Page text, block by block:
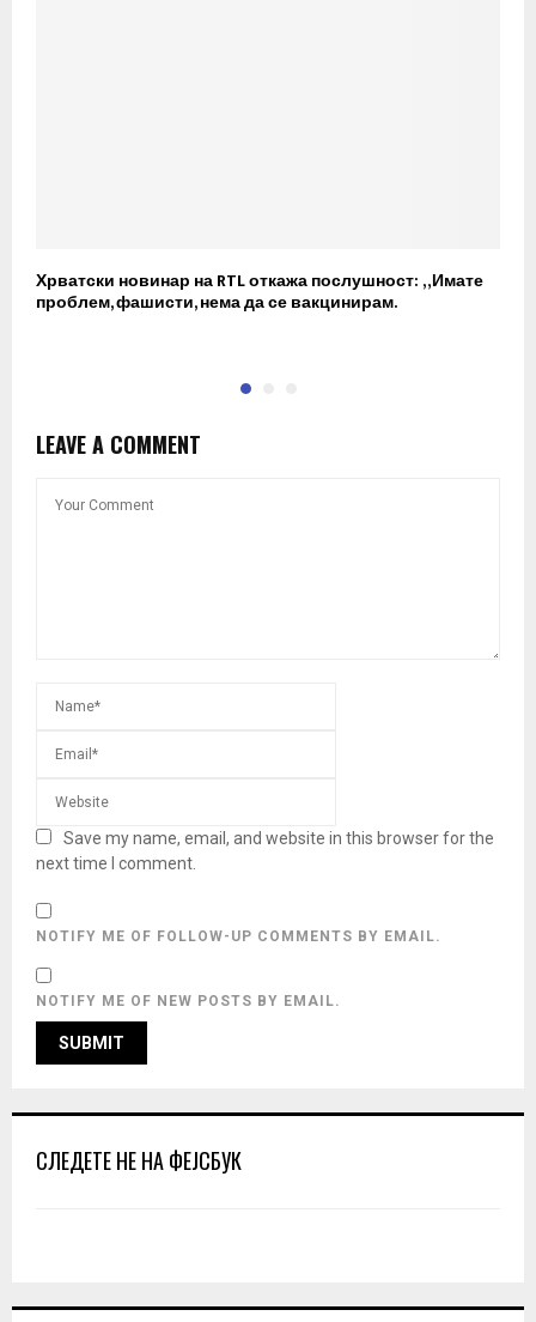
Хрватски новинар на RTL откажа послушност: „Имате
проблем, фашисти, нема да се вакцинирам.
LEAVE A COMMENT
Save my name, email, and website in this browser for the
next time I comment.
NOTIFY ME OF FOLLOW-UP COMMENTS BY EMAIL.
NOTIFY ME OF NEW POSTS BY EMAIL.
СЛЕДЕТЕ НЕ НА ФЕЈСБУК